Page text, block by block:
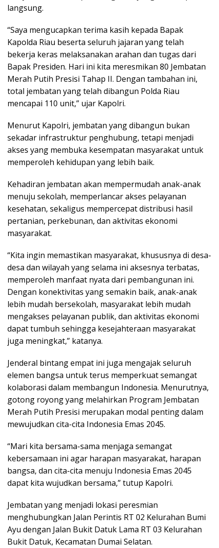
langsung.
“Saya mengucapkan terima kasih kepada Bapak
Kapolda Riau beserta seluruh jajaran yang telah
bekerja keras melaksanakan arahan dan tugas dari
Bapak Presiden. Hari ini kita meresmikan 80 Jembatan
Merah Putih Presisi Tahap II. Dengan tambahan ini,
total jembatan yang telah dibangun Polda Riau
mencapai 110 unit,” ujar Kapolri.
Menurut Kapolri, jembatan yang dibangun bukan
sekadar infrastruktur penghubung, tetapi menjadi
akses yang membuka kesempatan masyarakat untuk
memperoleh kehidupan yang lebih baik.
Kehadiran jembatan akan mempermudah anak-anak
menuju sekolah, memperlancar akses pelayanan
kesehatan, sekaligus mempercepat distribusi hasil
pertanian, perkebunan, dan aktivitas ekonomi
masyarakat.
“Kita ingin memastikan masyarakat, khususnya di desa-
desa dan wilayah yang selama ini aksesnya terbatas,
memperoleh manfaat nyata dari pembangunan ini.
Dengan konektivitas yang semakin baik, anak-anak
lebih mudah bersekolah, masyarakat lebih mudah
mengakses pelayanan publik, dan aktivitas ekonomi
dapat tumbuh sehingga kesejahteraan masyarakat
juga meningkat,” katanya.
Jenderal bintang empat ini juga mengajak seluruh
elemen bangsa untuk terus memperkuat semangat
kolaborasi dalam membangun Indonesia. Menurutnya,
gotong royong yang melahirkan Program Jembatan
Merah Putih Presisi merupakan modal penting dalam
mewujudkan cita-cita Indonesia Emas 2045.
“Mari kita bersama-sama menjaga semangat
kebersamaan ini agar harapan masyarakat, harapan
bangsa, dan cita-cita menuju Indonesia Emas 2045
dapat kita wujudkan bersama,” tutup Kapolri.
Jembatan yang menjadi lokasi peresmian
menghubungkan Jalan Perintis RT 02 Kelurahan Bumi
Ayu dengan Jalan Bukit Datuk Lama RT 03 Kelurahan
Bukit Datuk, Kecamatan Dumai Selatan.